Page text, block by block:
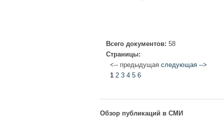
Всего документов: 58
Страницы:
<-- предыдущая следующая -->
1 2 3 4 5 6
Обзор публикаций в СМИ